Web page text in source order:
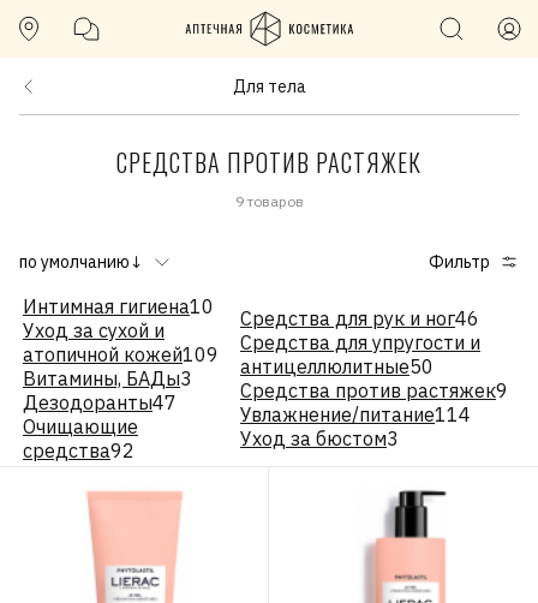
Для тела
СРЕДСТВА ПРОТИВ РАСТЯЖЕК
9 товаров
по умолчанию↓ Фильтр
Интимная гигиена10
Уход за сухой и
атопичной кожей109
Витамины, БАДы3
Дезодоранты47
Очищающие
средства92
Средства для рук и ног46
Средства для упругости и
антицеллюлитные50
Средства против растяжек9
Увлажнение/питание114
Уход за бюстом3